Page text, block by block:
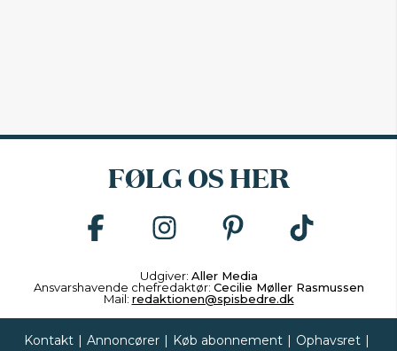
FØLG OS HER
Udgiver: Aller Media
Ansvarshavende chefredaktør: Cecilie Møller Rasmussen
Mail: redaktionen@spisbedre.dk
Kontakt | Annoncører | Køb abonnement | Ophavsret |